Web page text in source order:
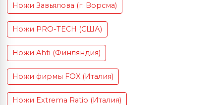
Ножи Завьялова (г. Ворсма)
Ножи PRO-TECH (США)
Ножи Ahti (Финляндия)
Ножи фирмы FOX (Италия)
Ножи Extrema Ratio (Италия)